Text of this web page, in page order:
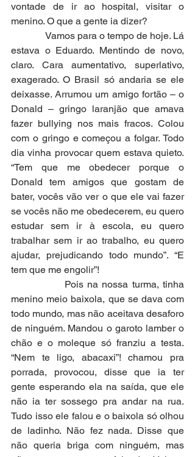
vontade de ir ao hospital, visitar o
menino. O que a gente ia dizer?
Vamos para o tempo de hoje. Lá
estava o Eduardo. Mentindo de novo,
claro. Cara aumentativo, superlativo,
exagerado. O Brasil só andaria se ele
deixasse. Arrumou um amigo fortão – o
Donald – gringo laranjão que amava
fazer bullying nos mais fracos. Colou
com o gringo e começou a folgar. Todo
dia vinha provocar quem estava quieto.
“Tem que me obedecer porque o
Donald tem amigos que gostam de
bater, vocês vão ver o que ele vai fazer
se vocês não me obedecerem, eu quero
estudar sem ir à escola, eu quero
trabalhar sem ir ao trabalho, eu quero
ajudar, prejudicando todo mundo”. “E
tem que me engolir”!
Pois na nossa turma, tinha
menino meio baixola, que se dava com
todo mundo, mas não aceitava desaforo
de ninguém. Mandou o garoto lamber o
chão e o moleque só franziu a testa.
“Nem te ligo, abacaxi”! chamou pra
porrada, provocou, disse que ia ter
gente esperando ela na saída, que ele
não ia ter sossego pra andar na rua.
Tudo isso ele falou e o baixola só olhou
de ladinho. Não fez nada. Disse que
não queria briga com ninguém, mas